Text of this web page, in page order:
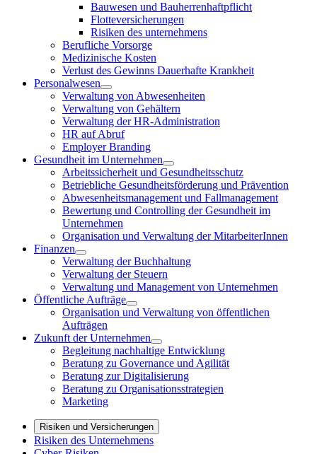
Bauwesen und Bauherrenhaftpflicht
Flotteversicherungen
Risiken des unternehmens
Berufliche Vorsorge
Medizinische Kosten
Verlust des Gewinns Dauerhafte Krankheit
Personalwesen
Verwaltung von Abwesenheiten
Verwaltung von Gehältern
Verwaltung der HR-Administration
HR auf Abruf
Employer Branding
Gesundheit im Unternehmen
Arbeitssicherheit und Gesundheitsschutz
Betriebliche Gesundheitsförderung und Prävention
Abwesenheitsmanagement und Fallmanagement
Bewertung und Controlling der Gesundheit im
Unternehmen
Organisation und Verwaltung der MitarbeiterInnen
Finanzen
Verwaltung der Buchhaltung
Verwaltung der Steuern
Verwaltung und Management von Unternehmen
Öffentliche Aufträge
Organisation und Verwaltung von öffentlichen
Aufträgen
Zukunft der Unternehmen
Begleitung nachhaltige Entwicklung
Beratung zu Governance und Agilität
Beratung zur Digitalisierung
Beratung zu Organisationsstrategien
Marketing
Risiken und Versicherungen
Risiken des Unternehmens